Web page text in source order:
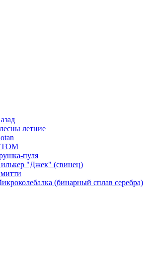
летние
пуля
"Джек" (свинец)
(бинарный сплав серебра)